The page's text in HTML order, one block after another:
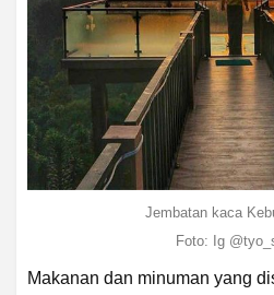
Jembatan kaca
Foto: Ig
Makanan dan minuman yang